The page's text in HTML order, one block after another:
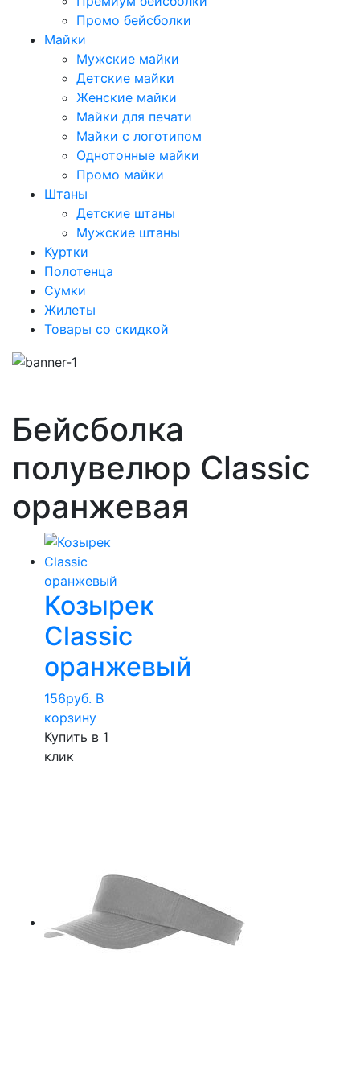
Промо бейсболки
Майки
Мужские майки
Детские майки
Женские майки
Майки для печати
Майки с логотипом
Однотонные майки
Промо майки
Штаны
Детские штаны
Мужские штаны
Куртки
Полотенца
Сумки
Жилеты
Товары со скидкой
Бейсболка
полувелюр Classic
оранжевая
Козырек
Classic
оранжевый
156руб. В
корзину
Купить в 1
клик